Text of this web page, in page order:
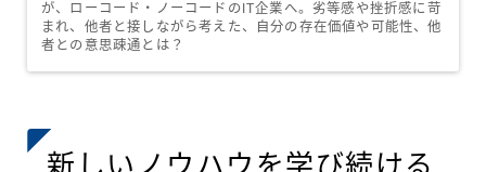
が、ローコード・ノーコードのIT企業へ。劣等感や挫折感に苛
まれ、他者と接しながら考えた、自分の存在価値や可能性、他
者との意思疎通とは？
新しいノウハウを学び続ける